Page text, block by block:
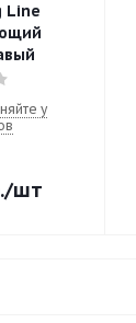
Line
у
/шт